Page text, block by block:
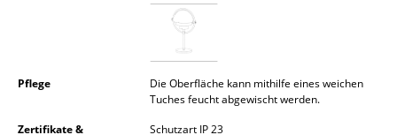
Nachttische & Bettzubehör
Accessoires
Uhren
Pflege
Die Oberfläche kann mithilfe eines weichen
Tuches feucht abgewischt werden.
Zertifikate &
Schutzart IP 23